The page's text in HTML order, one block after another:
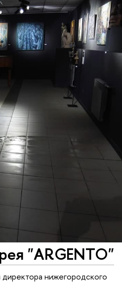
"ARGENTO"
директора нижегородского